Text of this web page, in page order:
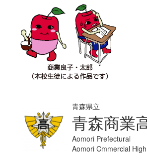
青森県立
青森商業
Aomori Prefectural
Aomori Cmmercial